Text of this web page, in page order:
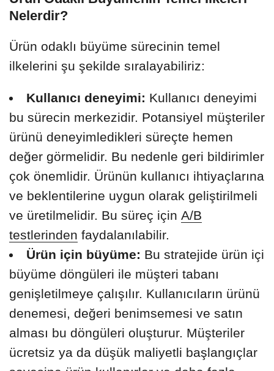
Nelerdir?
Ürün odaklı büyüme sürecinin temel
ilkelerini şu şekilde sıralayabiliriz:
Kullanıcı deneyimi: Kullanıcı deneyimi
bu sürecin merkezidir. Potansiyel müşteriler
ürünü deneyimledikleri süreçte hemen
değer görmelidir. Bu nedenle geri bildirimler
çok önemlidir. Ürünün kullanıcı ihtiyaçlarına
ve beklentilerine uygun olarak geliştirilmeli
ve üretilmelidir. Bu süreç için A/B
testlerinden faydalanılabilir.
Ürün için büyüme: Bu stratejide ürün içi
büyüme döngüleri ile müşteri tabanı
genişletilmeye çalışılır. Kullanıcıların ürünü
denemesi, değeri benimsemesi ve satın
alması bu döngüleri oluşturur. Müşteriler
ücretsiz ya da düşük maliyetli başlangıçlar